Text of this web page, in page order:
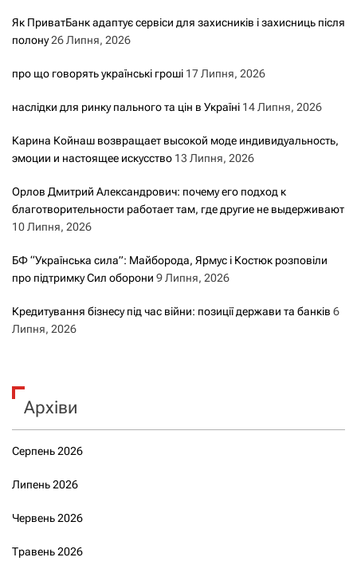
Як ПриватБанк адаптує сервіси для захисників і захисниць після
полону26 Липня, 2026
про що говорять українські гроші 17 Липня, 2026
наслідки для ринку пального та цін в Україні 14 Липня, 2026
Карина Койнаш возвращает высокой моде индивидуальность,
эмоции и настоящее искусство 13 Липня, 2026
Орлов Дмитрий Александрович: почему его подход к
благотворительности работает там, где другие не выдерживают
10 Липня, 2026
БФ “Українська сила”: Майборода, Ярмус і Костюк розповіли
про підтримку Сил оборони 9 Липня, 2026
Кредитування бізнесу під час війни: позиції держави та банків 6
Липня, 2026
Архіви
Серпень 2026
Липень 2026
Червень 2026
Травень 2026